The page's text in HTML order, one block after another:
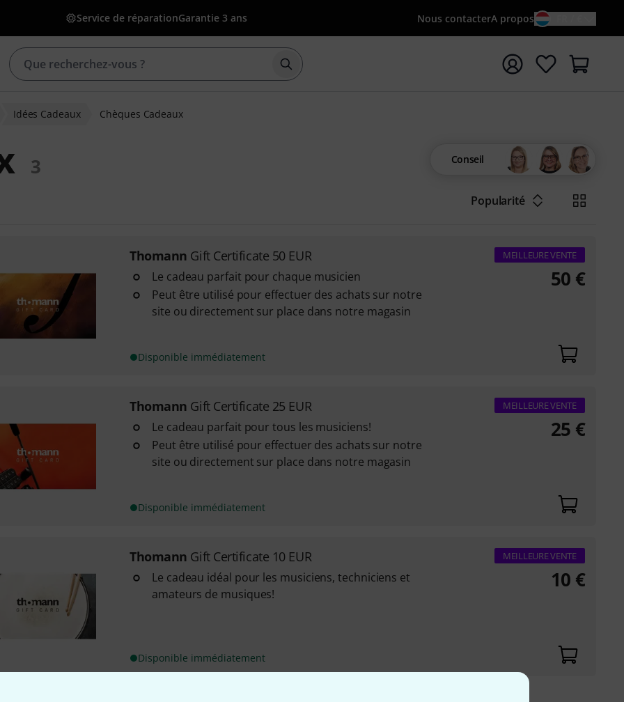
Service de réparationGarantie 3 ans Nous contacterA propos
Démarrer la recherche avec le terme de recherche
Idées Cadeaux Chèques Cadeaux
3 Conseil
Popularité
Thomann Gift Certificate 50 EUR
Le cadeau parfait pour chaque musicien
Peut être utilisé pour effectuer des achats sur notre
site ou directement sur place dans notre magasin
Disponible immédiatement
MEILLEURE VENTE
50 €
Thomann Gift Certificate 25 EUR
Le cadeau parfait pour tous les musiciens!
Peut être utilisé pour effectuer des achats sur notre
site ou directement sur place dans notre magasin
Disponible immédiatement
MEILLEURE VENTE
25 €
Thomann Gift Certificate 10 EUR
Le cadeau idéal pour les musiciens, techniciens et
amateurs de musiques!
Disponible immédiatement
MEILLEURE VENTE
10 €